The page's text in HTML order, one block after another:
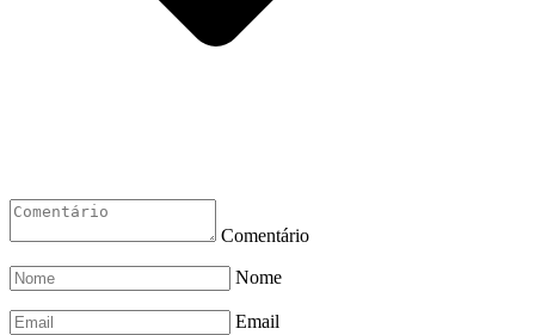
Comentário
Nome
Email